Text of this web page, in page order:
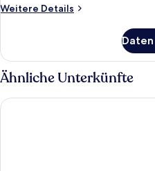
Weitere Details
Weitere
Daten
Ähnliche Unterkünfte
Michelangelo Grand Hotel